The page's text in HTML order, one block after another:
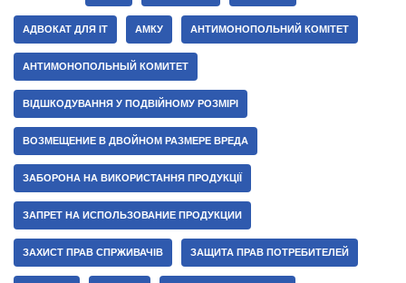
АДВОКАТ ДЛЯ IT АМКУ АНТИМОНОПОЛЬНИЙ КОМІТЕТ
АНТИМОНОПОЛЬНЫЙ КОМИТЕТ
ВІДШКОДУВАННЯ У ПОДВІЙНОМУ РОЗМІРІ
ВОЗМЕЩЕНИЕ В ДВОЙНОМ РАЗМЕРЕ ВРЕДА
ЗАБОРОНА НА ВИКОРИСТАННЯ ПРОДУКЦІЇ
ЗАПРЕТ НА ИСПОЛЬЗОВАНИЕ ПРОДУКЦИИ
ЗАХИСТ ПРАВ СПРЖИВАЧІВ ЗАЩИТА ПРАВ ПОТРЕБИТЕЛЕЙ